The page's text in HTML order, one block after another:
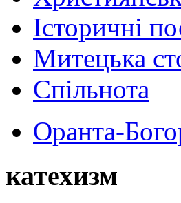
Історичні
Митецька
Спільнота
Оранта-
катехизм